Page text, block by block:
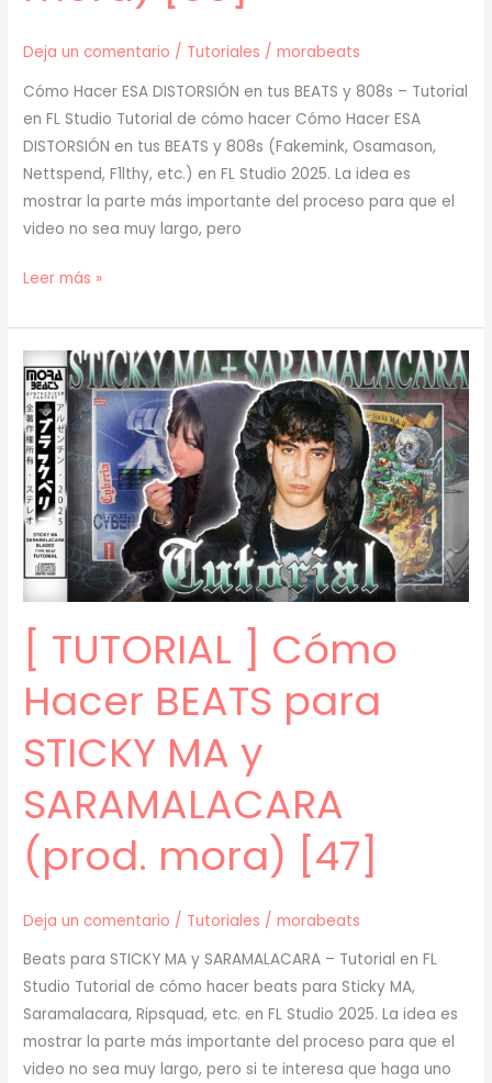
Deja un comentario / Tutoriales /morabeats
Cómo Hacer ESA DISTORSIÓN en tus BEATS y 808s – Tutorial
en FL Studio Tutorial de cómo hacer Cómo Hacer ESA
DISTORSIÓN en tus BEATS y 808s (Fakemink, Osamason,
Nettspend, F1lthy, etc.) en FL Studio 2025. La idea es
mostrar la parte más importante del proceso para que el
video no sea muy largo, pero
[
]
Cómo
Hacer
ESA
DISTORSIÓN
en
tus
BEATS
808s
(prod.
mora)
Leer más »
[ TUTORIAL ] Cómo
Hacer BEATS para
STICKY MA y
SARAMALACARA
(prod. mora) [47]
Deja un comentario / Tutoriales /morabeats
Beats para STICKY MA y SARAMALACARA – Tutorial en FL
Studio Tutorial de cómo hacer beats para Sticky MA,
Saramalacara, Ripsquad, etc. en FL Studio 2025. La idea es
mostrar la parte más importante del proceso para que el
video no sea muy largo, pero si te interesa que haga uno